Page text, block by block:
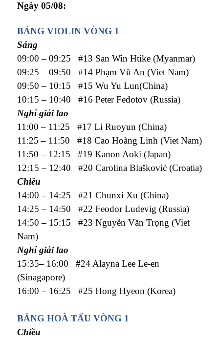
Ngày 05/08:
BẢNG VIOLIN VÒNG 1
Sáng
09:00 – 09:25 #13 San Win Htike (Myanmar)
09:25 – 09:50 #14 Phạm Vũ An (Viet Nam)
09:50 – 10:15 #15 Wu Yu Lun(China)
10:15 – 10:40 #16 Peter Fedotov (Russia)
Nghỉ giải lao
11:00 – 11:25 #17 Li Ruoyun (China)
11:25 – 11:50 #18 Cao Hoàng Linh (Viet Nam)
11:50 – 12:15 #19 Kanon Aoki (Japan)
12:15 – 12:40 #20 Carolina Blašković (Croatia)
Chiều
14:00 – 14:25 #21 Chunxi Xu (China)
14:25 – 14:50 #22 Feodor Ludevig (Russia)
14:50 – 15:15 #23 Nguyễn Văn Trọng (Viet
Nam)
Nghỉ giải lao
15:35– 16:00 #24 Alayna Lee Le-en
(Sinagapore)
16:00 – 16:25 #25 Hong Hyeon (Korea)
BẢNG HOÀ TẤU VÒNG 1
Chiều